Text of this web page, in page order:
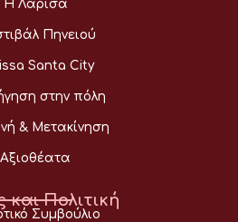
Η Λάρισα
Πηνειού
Santa City
στην πόλη
& Μετακίνηση
Αξιοθέατα
και Πολιτική
Συμβούλιο